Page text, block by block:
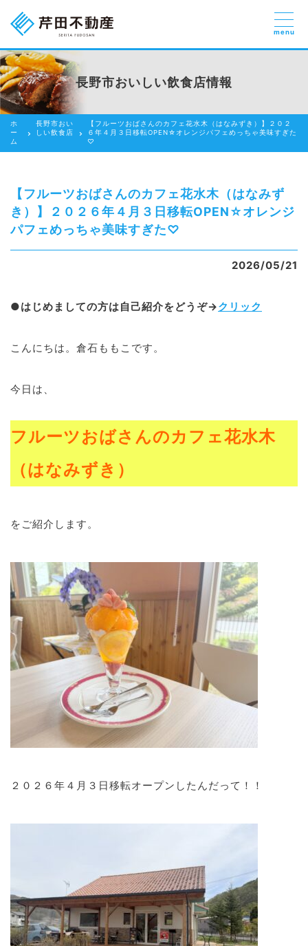
売りたい
貸したい方
依頼する
借りたい
買いたい
賃貸管理のご提案
芹田不動産の強み
会社紹介
menu
長野市おいしい飲食店情報
ホ
ー
ム
長野市おい
しい飲食店
【フルーツおばさんのカフェ花水木（はなみずき）】２０２
６年４月３日移転OPEN☆オレンジパフェめっちゃ美味すぎた
♡
【フルーツおばさんのカフェ花水木（はなみず
き）】２０２６年４月３日移転OPEN☆オレンジ
パフェめっちゃ美味すぎた♡
2026/05/21
●はじめましての方は自己紹介をどうぞ→クリック
こんにちは。倉石ももこです。
今日は、
フルーツおばさんのカフェ花水木
（はなみずき）
をご紹介します。
２０２６年４月３日移転オープンしたんだって！！